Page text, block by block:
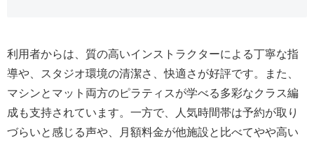
利用者からは、質の高いインストラクターによる丁寧な指
導や、スタジオ環境の清潔さ、快適さが好評です。また、
マシンとマット両方のピラティスが学べる多彩なクラス編
成も支持されています。一方で、人気時間帯は予約が取り
づらいと感じる声や、月額料金が他施設と比べてやや高い